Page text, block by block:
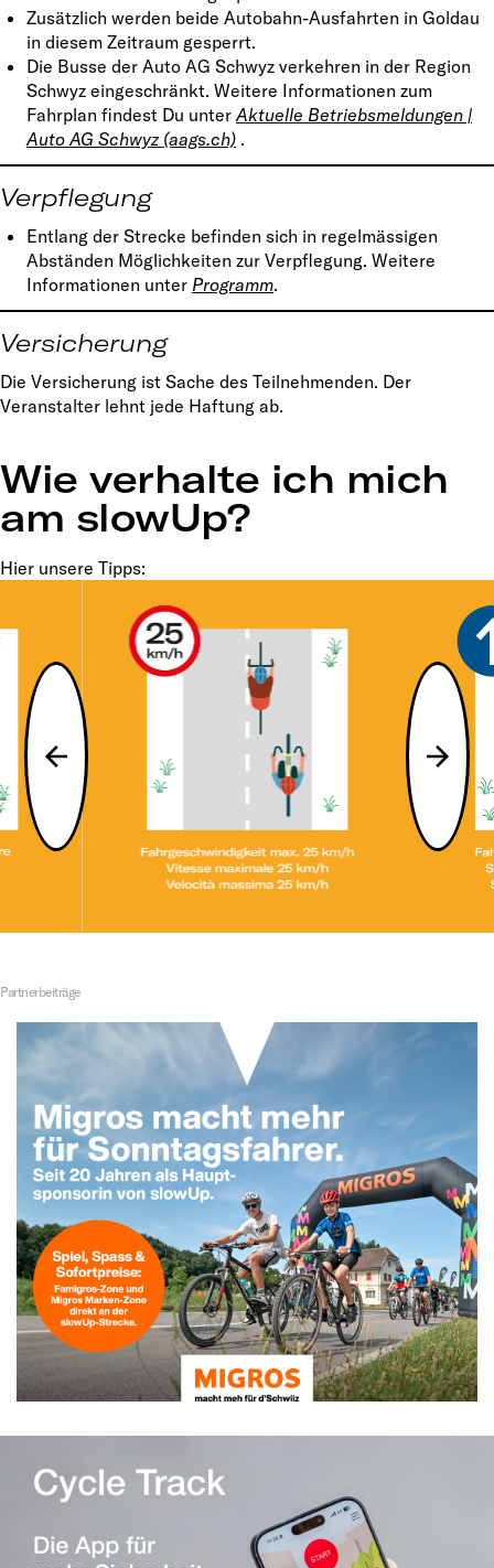
Zusätzlich werden beide Autobahn-Ausfahrten in Goldau
in diesem Zeitraum gesperrt.
Die Busse der Auto AG Schwyz verkehren in der Region
Schwyz eingeschränkt. Weitere Informationen zum
Fahrplan findest Du unter Aktuelle Betriebsmeldungen |
Auto AG Schwyz (aags.ch) .
Verpflegung
Entlang der Strecke befinden sich in regelmässigen
Abständen Möglichkeiten zur Verpflegung. Weitere
Informationen unter Programm.
Versicherung
Die Versicherung ist Sache des Teilnehmenden. Der
Veranstalter lehnt jede Haftung ab.
Wie verhalte ich mich
am slowUp?
Hier unsere Tipps:
Partnerbeiträge